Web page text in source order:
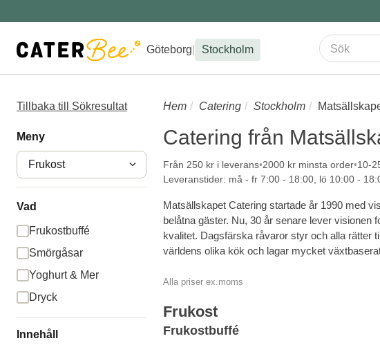
Göteborg Stockholm
Tillbaka till Sökresultat
Meny
Frukost
Vad
Frukostbuffé
Smörgåsar
Yoghurt & Mer
Dryck
Innehåll
Hem Catering Stockholm
Catering från
Från 250 kr i leverans 2000 kr minsta order 10-
Leveranstider: må - fr 7:00 - 18:00, lö 10:00 -
Matsällskapet Catering startade år 1990 med
belåtna gäster. Nu, 30 år senare lever
kvalitet. Dagsfärska råvaror styr och alla rätter
världens olika kök och lagar mycket
Alla priser ex.moms
Frukost
Frukostbuffé